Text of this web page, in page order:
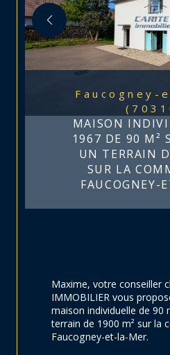
Faucogney-et-la-Mer
MAISON
1967 DE 90 M²
UN TERRAIN
SUR LA
FAUCOGNEY-
Maxime, votre conseiller
IMMOBILIER vous
maison individuelle de 90
terrain de 1900 m² sur la
Faucogney-et-la-Mer.